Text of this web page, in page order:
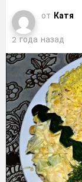
от Катя
2 года назад